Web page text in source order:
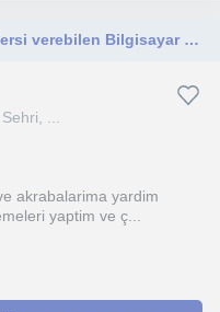
her yaştan öğrenciye matematik dersi verebilen Bilgisayar Mühendisi
...
akrabalarima yardim
yaptim ve ç...